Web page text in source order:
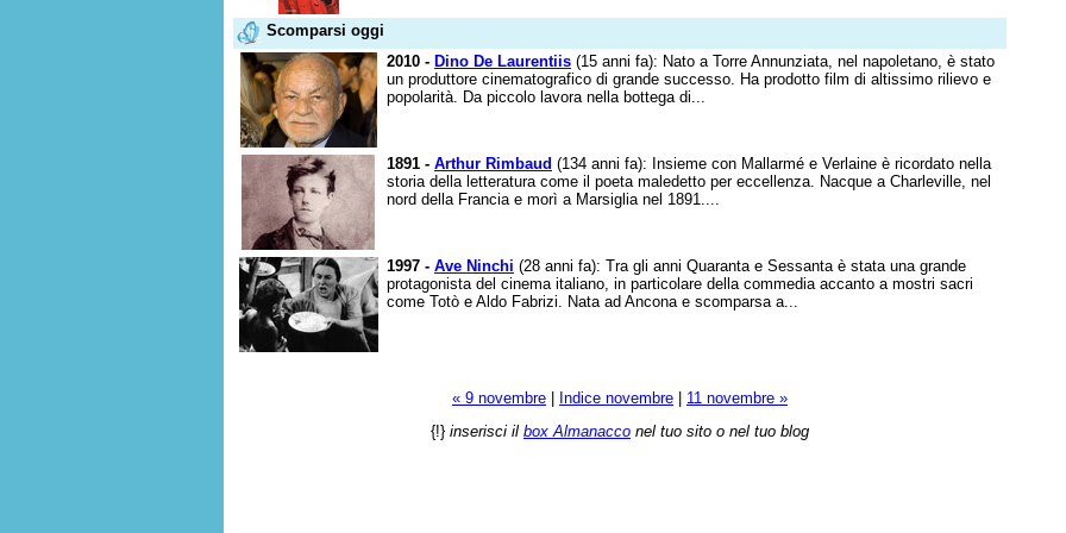
Scomparsi oggi
2010 - Dino De Laurentiis (15 anni fa): Nato a Torre Annunziata, nel napoletano, è stato
un produttore cinematografico di grande successo. Ha prodotto film di altissimo rilievo e
popolarità. Da piccolo lavora nella bottega di...
1891 - Arthur Rimbaud (134 anni fa): Insieme con Mallarmé e Verlaine è ricordato nella
storia della letteratura come il poeta maledetto per eccellenza. Nacque a Charleville, nel
nord della Francia e morì a Marsiglia nel 1891....
1997 - Ave Ninchi (28 anni fa): Tra gli anni Quaranta e Sessanta è stata una grande
protagonista del cinema italiano, in particolare della commedia accanto a mostri sacri
come Totò e Aldo Fabrizi. Nata ad Ancona e scomparsa a...
« 9 novembre Indice novembre
11 novembre »
{!} inserisci il box Almanacco nel tuo sito o nel tuo blog